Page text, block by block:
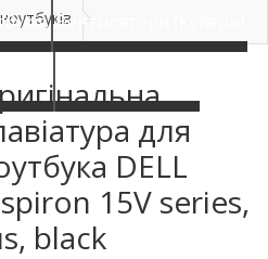
Вентилятори (Кулери)
для
DELL
15V series,
black